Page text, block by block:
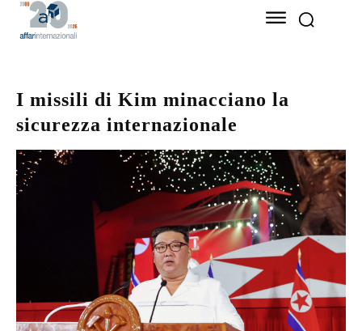
I missili di Kim minacciano la
sicurezza internazionale